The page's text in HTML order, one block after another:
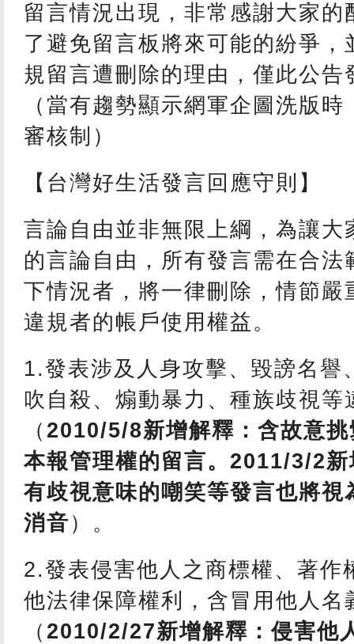
留言情況出現，非常感謝大家的
了避免留言板將來可能的紛爭，
規留言遭刪除的理由，僅此公告
（當有趨勢顯示網軍企圖洗版
審核制）
【台灣好生活發言回應守則】
言論自由並非無限上綱，為讓大
的言論自由，所有發言需在合法
下情況者，將一律刪除，情節嚴
違規者的帳戶使用權益。
1.發表涉及人身攻擊、毀謗名譽
吹自殺、煽動暴力、種族歧視等
（ 2010/5/8新增解釋：含故意
本報管理權的留言。2011/3/2
有歧視意味的嘲笑等發言也將視
消音 ）。
2.發表侵害他人之商標權、著作
他法律保障權利，含冒用他人名
（ 2010/2/27新增解釋：侵害他